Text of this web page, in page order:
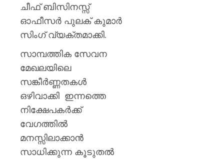
ചീഫ് ബിസിനസ്സ്
ഓഫീസര്‍ പുലക് കുമാര്‍
സിംഗ് വ്യക്തമാക്കി.
സാമ്പത്തിക സേവന
മേഖലയിലെ
സങ്കീര്‍ണ്ണതകള്‍
ഒഴിവാക്കി ഇന്നത്തെ
നിക്ഷേപകര്‍ക്ക്
വേഗത്തില്‍
മനസ്സിലാക്കാന്‍
സാധിക്കുന്ന കൂടുതല്‍